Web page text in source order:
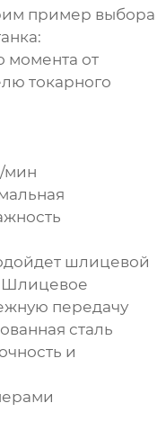
пример выбора
момента от
токарного
мин
шлицевой
Шлицевое
передачу
сталь
и